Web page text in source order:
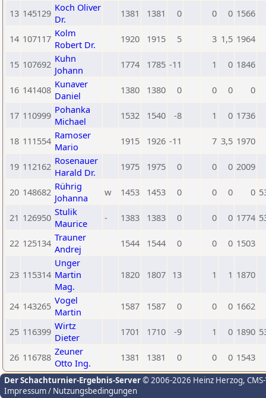
13 145129 Koch Oliver
Dr.
1381 1381 0 0 0 1566
14 107117 Kolm
Robert Dr.
1920 1915 5 3 1,5 1964
15 107692 Kuhn
Johann
1774 1785 -11 1 0 1846
16 141408 Kunaver
Daniel
1380 1380 0 0 0 0
17 110999 Pohanka
Michael
1532 1540 -8 1 0 1736
18 111554 Ramoser
Mario
1915 1926 -11 7 3,5 1970
19 112162 Rosenauer
Harald Dr.
1975 1975 0 0 0 2009
20 148682 Rührig
Johanna
w 1453 1453 0 0 0 0
21 126950 Stulik
Maurice
- 1383 1383 0 0 0 1774
22 125134 Trauner
Andrej
1544 1544 0 0 0 1503
23 115314
Unger
Martin
Mag.
1820 1807 13 1 1 1870
24 143265 Vogel
Martin
1587 1587 0 0 0 1662
25 116399 Wirtz
Dieter
1701 1710 -9 1 0 1890
26 116788 Zeuner
Otto Ing.
1381 1381 0 0 0 1543
Der Schachturnier-Ergebnis-Server© 2006-2026 Heinz Herzog,
Impressum / Nutzungsbedingungen